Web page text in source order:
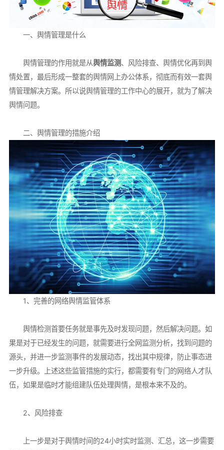
一、舆情管理是什么
舆情管理的作用就是从舆情监测、风险排查、舆情优化再到舆
情处置，最后形成一整套的舆情网上办公体系，彻底而有效一套舆
情管理解决方案。所以说舆情管理的工作中心的展开，就为了解决
舆情问题。
二、舆情管理的措施介绍
1、完善的网络舆情监管体系
舆情检测首要任务就是事先及时发现问题，然后解决问题。如
果是对于已经发生的问题，就需要进行全网监测分析，找到问题的
源头，并进一步监测事件的发展动态，找出其中规律，防止事态进
一步升级。上述这些监管措施的实行，都需要有专门的网络人才队
伍，如果是临时才能组建队伍处理舆情，是根本来不及的。
2、风险排查
上一步是对于舆情时间的24小时实时监测、汇总，这一步需要